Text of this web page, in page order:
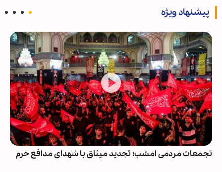
پیشنهاد ویژه
تجمعات مردمی امشب؛ تجدید میثاق با شهدای مدافع حرم